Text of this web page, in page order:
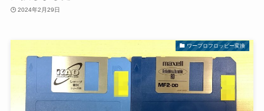
2024年2月29日
ワープロフロッピー変換